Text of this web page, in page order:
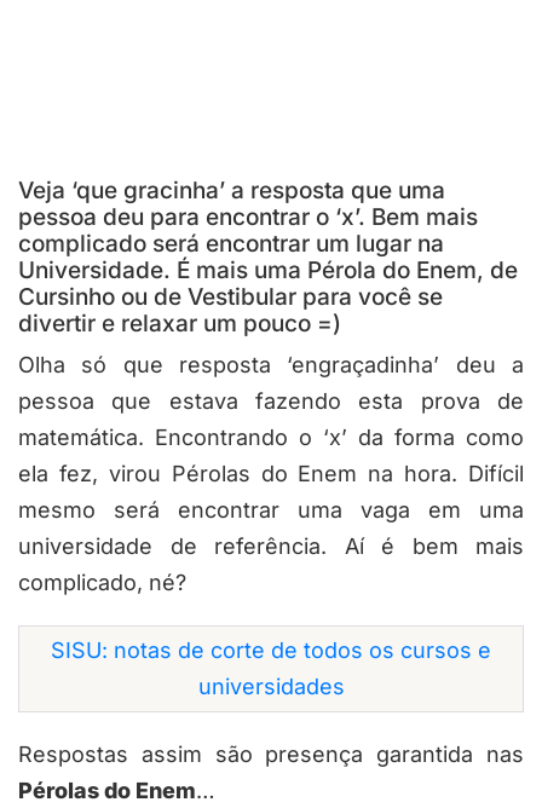
Veja ‘que gracinha’ a resposta que uma
pessoa deu para encontrar o ‘x’. Bem mais
complicado será encontrar um lugar na
Universidade. É mais uma Pérola do Enem, de
Cursinho ou de Vestibular para você se
divertir e relaxar um pouco =)
Olha só que resposta ‘engraçadinha’ deu a
pessoa que estava fazendo esta prova de
matemática. Encontrando o ‘x’ da forma como
ela fez, virou Pérolas do Enem na hora. Difícil
mesmo será encontrar uma vaga em uma
universidade de referência. Aí é bem mais
complicado, né?
SISU: notas de corte de todos os cursos e
universidades
Respostas assim são presença garantida nas
Pérolas do Enem…